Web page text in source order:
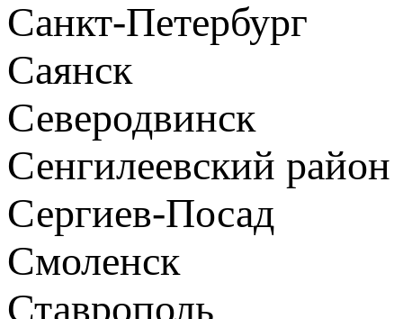
Санкт-Петербург
Саянск
Северодвинск
Сенгилеевский район
Сергиев-Посад
Смоленск
Ставрополь